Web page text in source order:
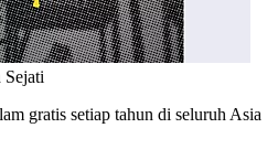
Sejati
gratis setiap tahun di seluruh Asia